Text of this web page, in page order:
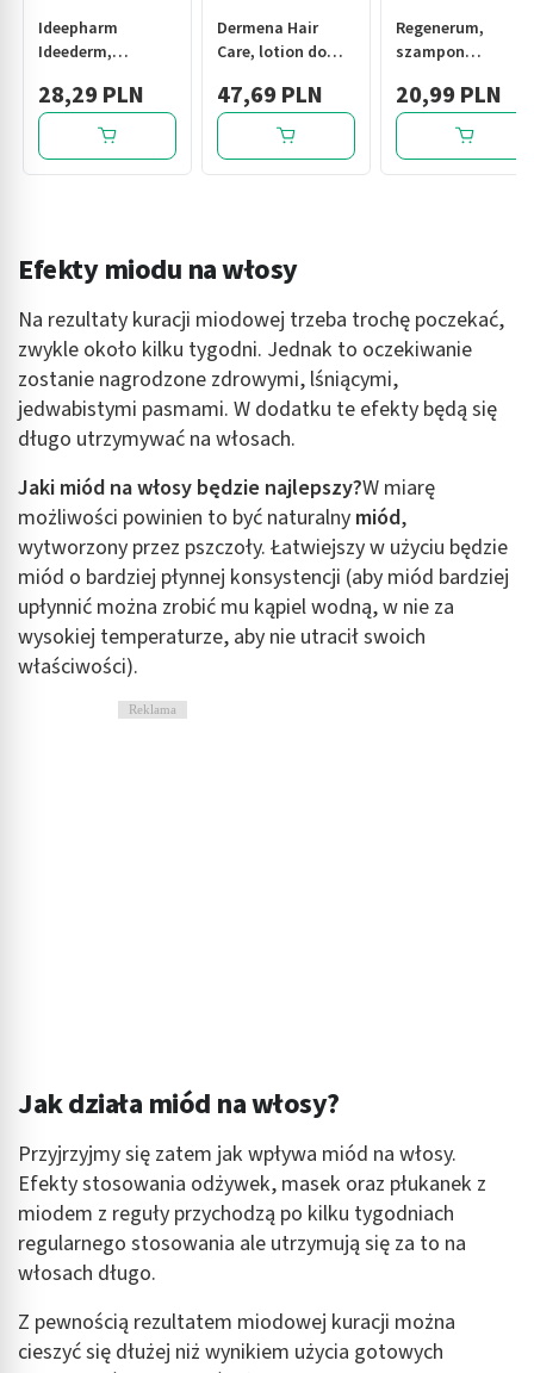
Ideepharm
Ideederm,
przywracający
gęstość do
włosów cienkich i
przerzedzonych,
28,29 PLN
Dermena Hair
Care, lotion do
osłabionych,
nadmiernie
wypadających,
150 ml
47,69 PLN
Regenerum,
szampon
włosów, 150 ml
20,99 PLN
Efekty miodu na włosy
Na rezultaty kuracji miodowej trzeba trochę poczekać,
zwykle około kilku tygodni. Jednak to oczekiwanie
zostanie nagrodzone zdrowymi, lśniącymi,
jedwabistymi pasmami. W dodatku te efekty będą się
długo utrzymywać na włosach.
Jaki miód na włosy będzie najlepszy?W miarę
możliwości powinien to być naturalny miód,
wytworzony przez pszczoły. Łatwiejszy w użyciu będzie
miód o bardziej płynnej konsystencji (aby miód bardziej
upłynnić można zrobić mu kąpiel wodną, w nie za
wysokiej temperaturze, aby nie utracił swoich
właściwości).
Reklama
Jak działa miód na włosy?
Przyjrzyjmy się zatem jak wpływa miód na włosy.
Efekty stosowania odżywek, masek oraz płukanek z
miodem z reguły przychodzą po kilku tygodniach
regularnego stosowania ale utrzymują się za to na
włosach długo.
Z pewnością rezultatem miodowej kuracji można
cieszyć się dłużej niż wynikiem użycia gotowych